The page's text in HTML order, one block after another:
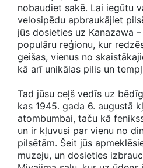
nobaudiet sakē. Lai iegūtu
velosipēdu apbraukājiet
jūs dosieties uz Kanazawa
populāru reģionu, kur
geišas, vienus no
kā arī unikālas pilis un
Tad jūsu ceļš vedīs uz
kas 1945. gada 6. augustā
atombumbai, taču kā
un ir kļuvusi par vienu no
pilsētām. Šeit jūs
muzeju, un dosieties